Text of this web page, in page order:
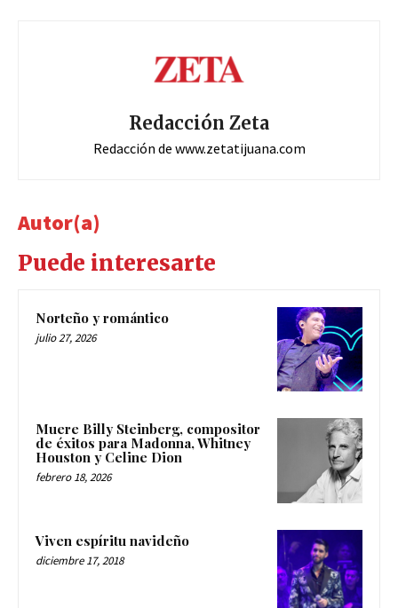
Redacción Zeta
Redacción de www.zetatijuana.com
Autor(a)
Puede interesarte
Norteño y romántico
julio 27, 2026
Muere Billy Steinberg, compositor
de éxitos para Madonna, Whitney
Houston y Celine Dion
febrero 18, 2026
Viven espíritu navideño
diciembre 17, 2018